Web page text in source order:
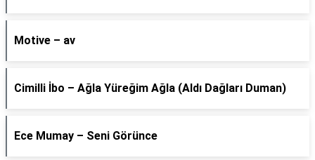
Motive – av
Cimilli İbo – Ağla Yüreğim Ağla (Aldı Dağları Duman)
Ece Mumay – Seni Görünce